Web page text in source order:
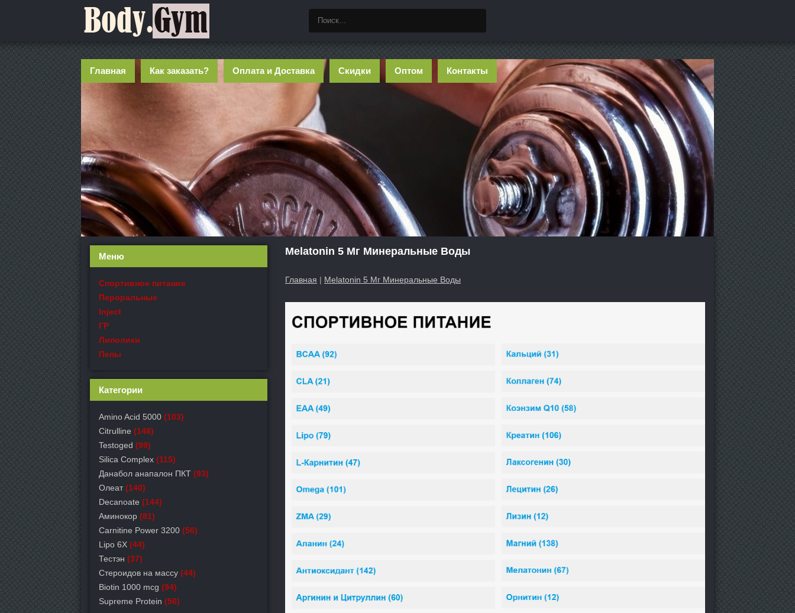
Главная Как заказать? Оплата и Доставка Скидки Оптом Контакты
Melatonin 5 Мг Минеральные Воды
Главная | Melatonin 5 Мг Минеральные Воды
Меню
Спортивное питание
Пероральные
Inject
ГР
Липолики
Пепы
Категории
Amino Acid 5000 (103)
Citrulline (148)
Testoged (99)
Silica Complex (115)
Данабол анапалон ПКТ (93)
Олеат (140)
Decanoate (144)
Аминокор (81)
Carnitine Power 3200 (56)
Lipo 6X (44)
Тестэн (37)
Стероидов на массу (44)
Biotin 1000 mcg (94)
Supreme Protein (56)